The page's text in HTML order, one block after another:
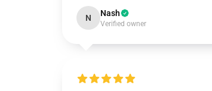
N Nash
Verified owner